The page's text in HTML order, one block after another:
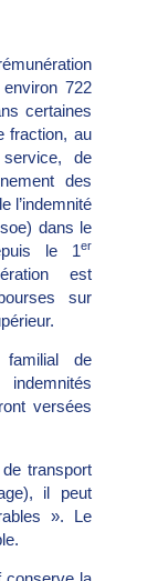
722
certaines
fraction, au
de
des
l’indemnité
dans le
le 1er
est
sur
de
versées
transport
il peut
». Le